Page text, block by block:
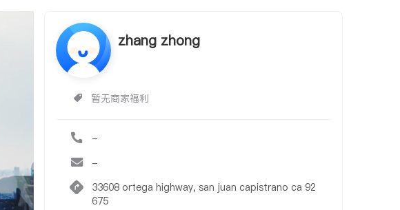
zhang zhong
暂无商家福利
-
-
33608 ortega highway, san juan capistrano ca 92
675